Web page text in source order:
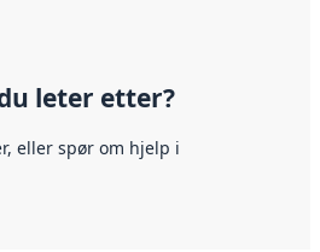
leter etter?
eller spør om hjelp i